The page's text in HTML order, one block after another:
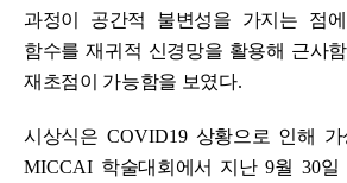
과정이 공간적 불변성을 가지는 점
함수를 재귀적 신경망을 활용해 근사
재초점이 가능함을 보였다.
시상식은 COVID19 상황으로 인해 가
MICCAI 학술대회에서 지난9월 30일